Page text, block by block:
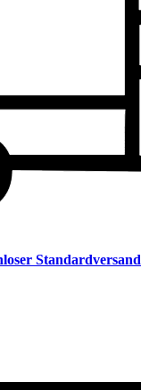
Standardversand